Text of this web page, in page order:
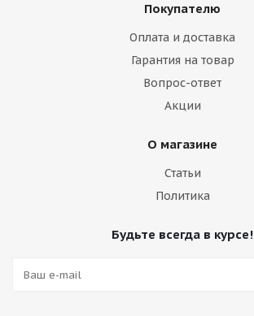
Покупателю
Оплата и доставка
Гарантия на товар
Вопрос-ответ
Акции
О магазине
Статьи
Политика
Будьте всегда в курсе!